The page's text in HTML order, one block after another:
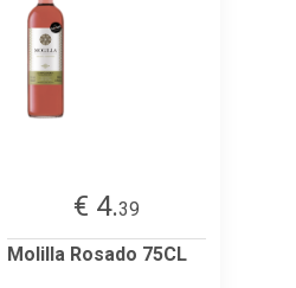
€ 4.39
Molilla Rosado 75CL